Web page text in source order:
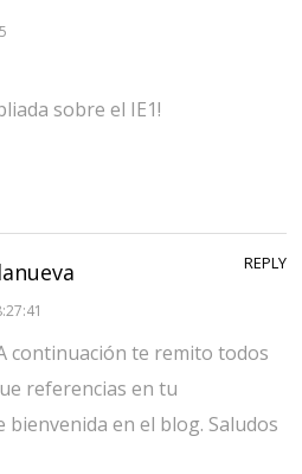
sobre el IE1!
continuación te remito todos
referencias en tu
en el blog. Saludos
REPLY